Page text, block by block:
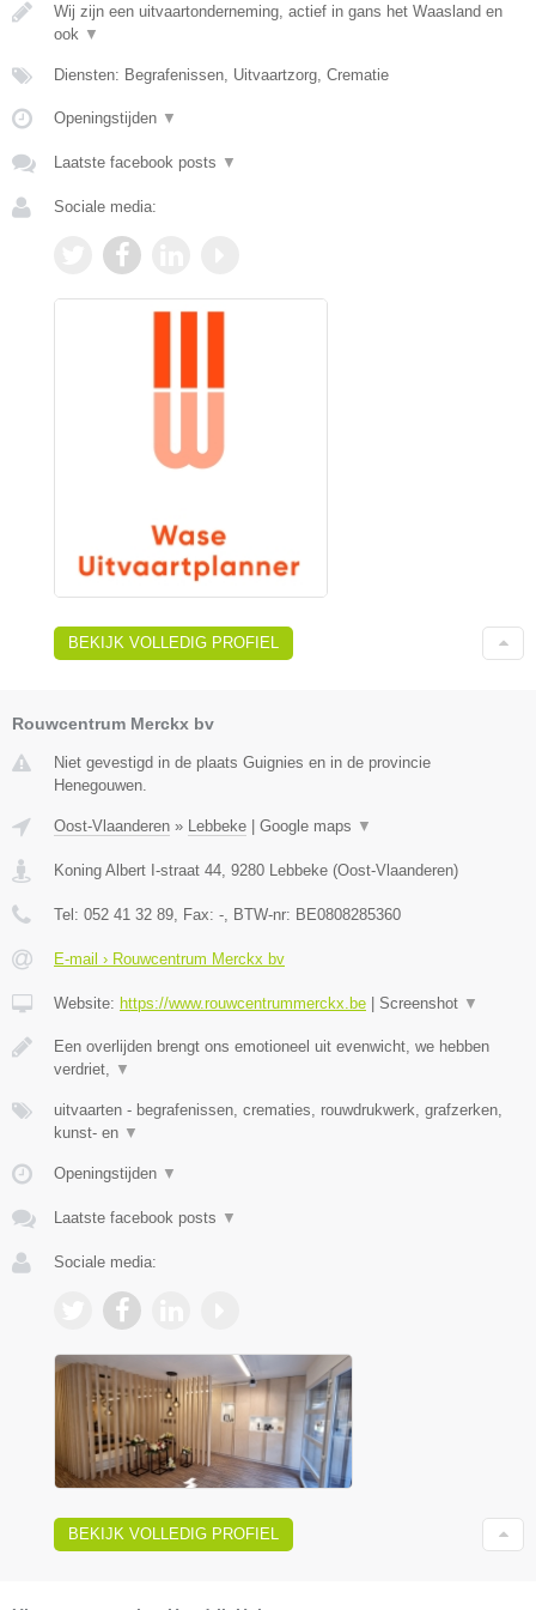
Wij zijn een uitvaartonderneming, actief in gans het Waasland en
ook ▼
Diensten: Begrafenissen, Uitvaartzorg, Crematie
Openingstijden ▼
Laatste facebook posts ▼
Sociale media:
BEKIJK VOLLEDIG PROFIEL
Rouwcentrum Merckx bv
Niet gevestigd in de plaats Guignies en in de provincie
Henegouwen.
Oost-Vlaanderen » Lebbeke | Google maps ▼
Koning Albert I-straat 44 9280 Lebbeke (Oost-Vlaanderen)
Tel: 052 41 32 89 , Fax: - , BTW-nr: BE0808285360
E-mail › Rouwcentrum Merckx bv
Website: https://www.rouwcentrummerckx.be | Screenshot ▼
Een overlijden brengt ons emotioneel uit evenwicht, we hebben
verdriet,
▼
uitvaarten - begrafenissen, crematies, rouwdrukwerk, grafzerken,
kunst- en ▼
Openingstijden ▼
Laatste facebook posts ▼
Sociale media:
BEKIJK VOLLEDIG PROFIEL